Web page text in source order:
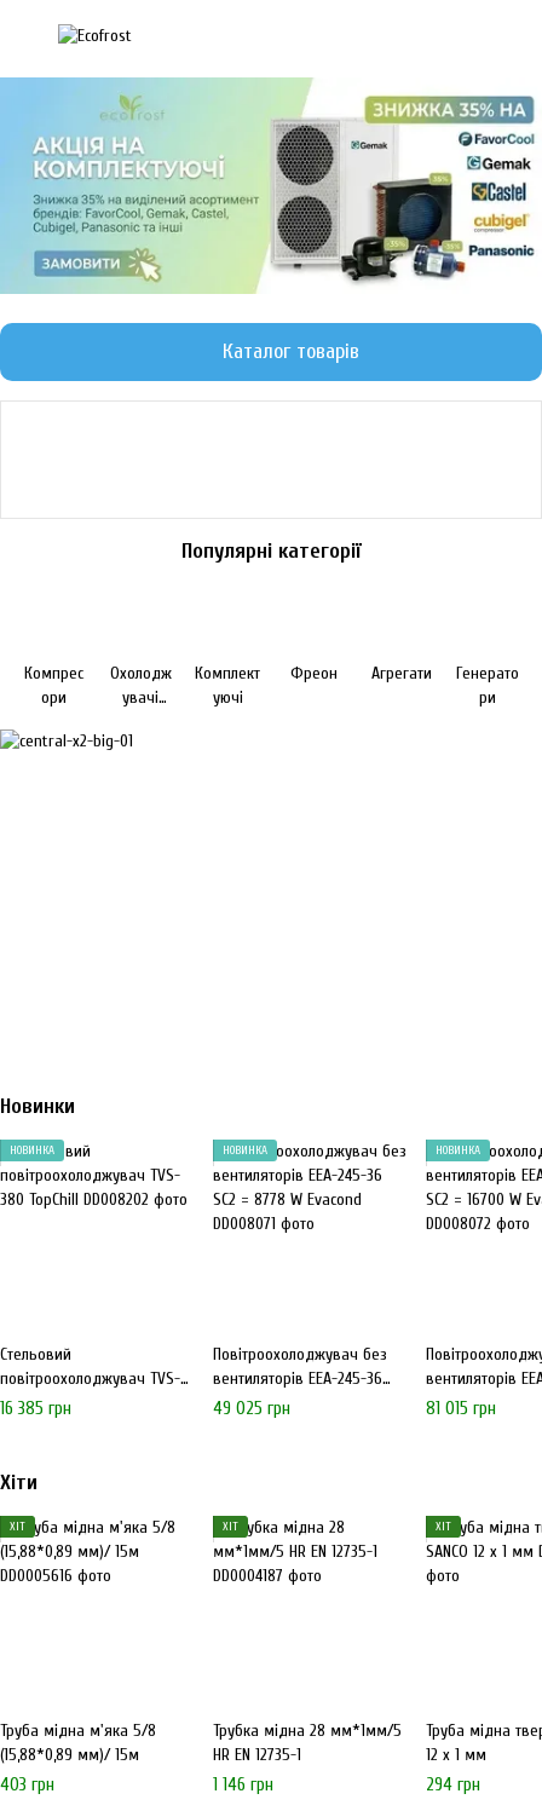
Каталог товарів
Популярні категорії
Компрес
ори
Охолодж
увачі
Комплект
уючі
Фреон Агрегати
Генерато
ри
Новинки
НОВИНКА
Стельовий
повітроохолоджувач TVS-
380 TopChill
16 385 грн
НОВИНКА
Повітроохолоджувач без
вентиляторів EEA-245-36
SC2 = 8778 W Evacond
49 025 грн
НОВИНКА
вентиляторів
SC2 = 16700 W
81 015 грн
Хіти
ХІТ
Труба мідна м'яка 5/8
(15,88*0,89 мм)/ 15м
403 грн
ХІТ
Трубка мідна 28 мм*1мм/5
HR EN 12735-1
1 146 грн
ХІТ
Труба мідна
12 х 1 мм
294 грн